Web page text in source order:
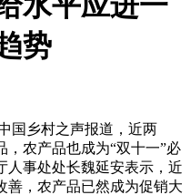
势
乡村之声报道，近两
农产品也成为“双十一”必
人事处处长魏延安表示，近
善，农产品已然成为促销大